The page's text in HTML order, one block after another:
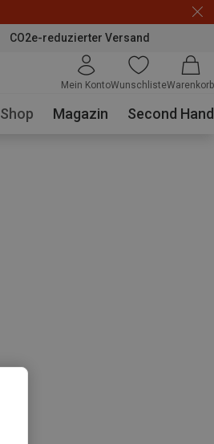
CO2e-reduzierter Versand
Mein KontoWunschlisteWarenkorb
Shop Magazin Second Hand